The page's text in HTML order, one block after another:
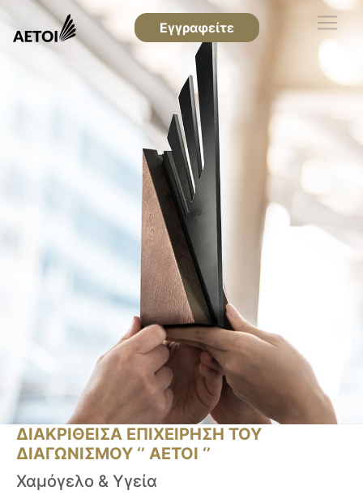
Εγγραφείτε
ΔΙΑΚΡΙΘΕΙΣΑ ΕΠΙΧΕΙΡΗΣΗ ΤΟΥ
ΔΙΑΓΩΝΙΣΜΟΥ ‘’ ΑΕΤΟΙ ‘’
Χαμόγελο & Υγεία